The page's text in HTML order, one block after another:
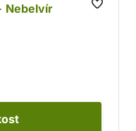
Nebelvír